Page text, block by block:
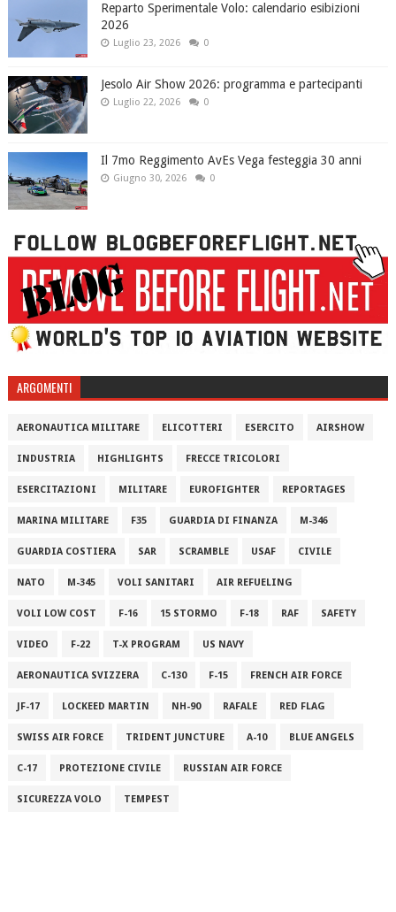
Reparto Sperimentale Volo: calendario esibizioni
2026
Luglio 23, 2026 0
Jesolo Air Show 2026: programma e partecipanti
Luglio 22, 2026 0
Il 7mo Reggimento AvEs Vega festeggia 30 anni
Giugno 30, 2026 0
ARGOMENTI
AERONAUTICA MILITARE ELICOTTERI ESERCITO AIRSHOW
INDUSTRIA HIGHLIGHTS FRECCE TRICOLORI
ESERCITAZIONI MILITARE EUROFIGHTER REPORTAGES
MARINA MILITARE F35 GUARDIA DI FINANZA M-346
GUARDIA COSTIERA SAR SCRAMBLE USAF CIVILE
NATO M-345 VOLI SANITARI AIR REFUELING
VOLI LOW COST F-16 15 STORMO F-18 RAF SAFETY
VIDEO F-22 T-X PROGRAM US NAVY
AERONAUTICA SVIZZERA C-130 F-15 FRENCH AIR FORCE
JF-17 LOCKEED MARTIN NH-90 RAFALE RED FLAG
SWISS AIR FORCE TRIDENT JUNCTURE A-10 BLUE ANGELS
C-17 PROTEZIONE CIVILE RUSSIAN AIR FORCE
SICUREZZA VOLO TEMPEST